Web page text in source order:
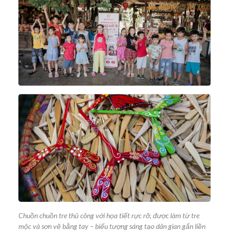
Chuồn chuồn tre thủ công với họa tiết rực rỡ, được làm từ tre
mộc và sơn vẽ bằng tay – biểu tượng sáng tạo dân gian gắn liền